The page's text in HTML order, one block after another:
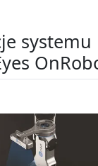
systemu